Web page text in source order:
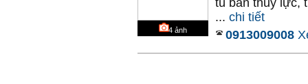
4 ảnh
tú bắn thủy lực,
... chi tiết
0913009008